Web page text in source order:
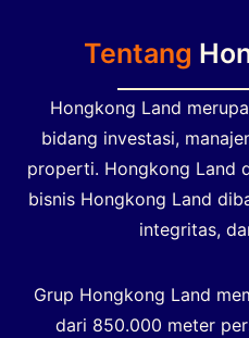
Tentang
Hongkong Land
bidang investasi,
properti. Hongkong Land
bisnis Hongkong Land
integritas,
Grup Hongkong Land
dari 850.000 meter